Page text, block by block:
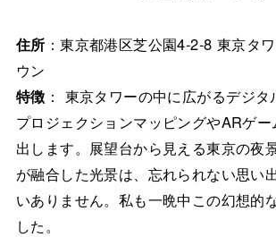
住所 ：東京都港区芝公園4-2-8 東京タ
ウン
特徴 ： 東京タワーの中に広がるデジタ
プロジェクションマッピングやARゲ
出します。展望台から見える東京の夜
が融合した光景は、忘れられない思い
いありません。私も一晩中この幻想的
した。